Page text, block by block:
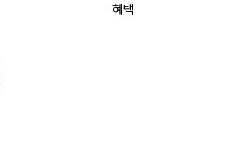
혜택